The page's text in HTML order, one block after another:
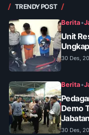
TRENDY POST
Berita•
Unit
30 Des,
Berita•
Demo
30 Des,